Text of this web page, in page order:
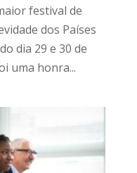
festival de
dos Países
dia 29 e 30 de
uma honra...